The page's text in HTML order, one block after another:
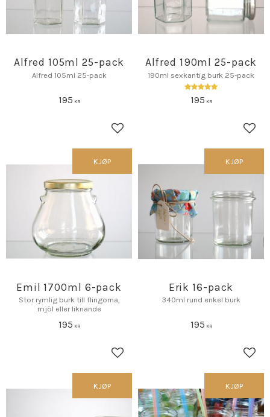
Alfred 105ml 25-pack
Alfred 105ml 25-pack
195 KR
Lagre som favoritt
Alfred 190ml 25-pack
190ml sexkantig burk 25-pack
195 KR
Emil 1700ml 6-pack
Stor rymlig burk till flingorna,
mjöl eller liknande
195 KR
Lagre som favoritt
KJØP
Erik 16-pack
340ml rund enkel burk
195 KR
KJØP
KJØP KJØP